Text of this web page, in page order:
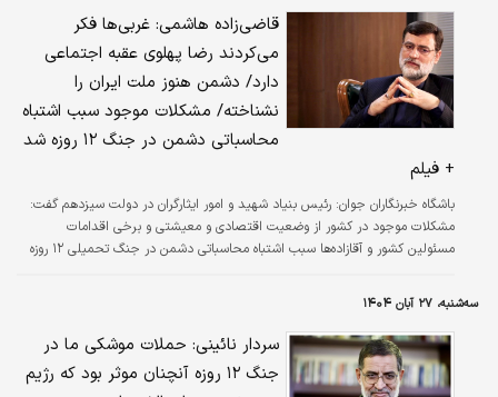
قاضی‌زاده هاشمی: غربی‌ها فکر
می‌کردند رضا پهلوی عقبه اجتماعی
دارد/ دشمن هنوز ملت ایران را
نشناخته/ مشکلات موجود سبب اشتباه
محاسباتی دشمن در جنگ ۱۲ روزه شد
+ فیلم
باشگاه خبرنگاران جوان: رئیس بنیاد شهید و امور ایثارگران در دولت سیزدهم گفت:
مشکلات موجود در کشور از وضعیت اقتصادی و معیشتی و برخی اقدامات
مسئولین کشور و آقازاده‌ها سبب اشتباه محاسباتی دشمن در جنگ تحمیلی ۱۲ روزه
سه‌شنبه، ۲۷ آبان ۱۴۰۴
سردار نائینی: حملات موشکی ما در
جنگ ۱۲ روزه آنچنان موثر بود که رژیم